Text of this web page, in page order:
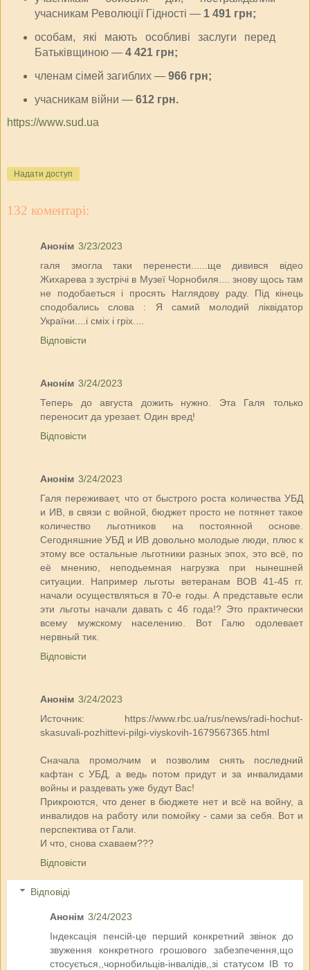
учасникам Революції Гідності — 1 491 грн;
особам, які мають особливі заслуги перед
Батьківщиною —4 421 грн;
членам сімей загиблих — 966 грн;
учасникам війни — 612 грн.
https://www.sud.ua
Надати доступ
132 коментарі:
Анонім 3/23/2023
галя змогла таки перенести......ще дивився відео
Жихарева з зустрічі в Музеї Чорнобиля.... знову щось там
не подобаеться і просять Наглядову раду. Під кінець
сподобались слова : Я самий молодий ліквідатор
України....і сміх і гріх....
Відповісти
Анонім 3/24/2023
Теперь до августа дожить нужно. Эта Галя только
переносит да урезает. Один вред!
Відповісти
Анонім 3/24/2023
Галя переживает, что от быстрого роста количества УБД
и ИВ, в связи с войной, бюджет просто не потянет такое
количество льготников на постоянной основе.
Сегодняшние УБД и ИВ довольно молодые люди, плюс к
этому все остальные льготники разных эпох, это всё, по
её мнению, неподьемная нагрузка при нынешней
ситуации. Например льготы ветеранам ВОВ 41-45 гг.
начали осуществляться в 70-е годы. А представьте если
эти льготы начали давать с 46 года!? Это практически
всему мужскому населению. Вот Галю одолевает
нервный тик.
Відповісти
Анонім 3/24/2023
Источник: https://www.rbc.ua/rus/news/radi-hochut-
skasuvali-pozhittevi-pilgi-viyskovih-1679567365.html
Сначала промолчим и позволим снять последний
кафтан с УБД, а ведь потом придут и за инвалидами
войны и раздевать уже будут Вас!
Прикроются, что денег в бюджете нет и всё на войну, а
инвалидов на работу или помойку - сами за себя. Вот и
перспектива от Гали.
И что, снова схаваем???
Відповісти
Відповіді
Анонім 3/24/2023
Індексація пенсій-це перший конкретний звінок до
звуження конкретного грошового забезпечення,що
стосується,,чорнобильців-інвалідів,,зі статусом ІВ то